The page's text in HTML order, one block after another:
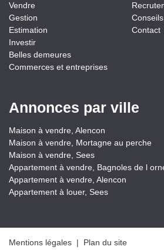
Vendre
Gestion
Estimation
Investir
Belles demeures
Commerces et entreprises
Contact
Annonces par ville
Maison à vendre, Alencon
Maison à vendre, Mortagne au perche
Maison à vendre, Sees
Appartement à vendre, Bagnoles de l
Appartement à vendre, Alencon
Appartement à louer, Sees
Mentions légales | Plan du site